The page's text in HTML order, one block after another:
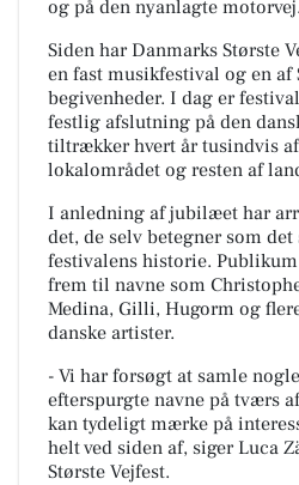
og på den nyanlagte motorvej.
Siden har Danmarks Største
en fast musikfestival og en
begivenheder. I dag er
festlig afslutning på den
tiltrækker hvert år tusindvis
lokalområdet og resten af
I anledning af jubilæet har
det, de selv betegner som
festivalens historie.
frem til navne som
Medina, Gilli, Hugorm og
danske artister.
- Vi har forsøgt at samle
efterspurgte navne på tværs
kan tydeligt mærke på
helt ved siden af, siger Luca
Største Vejfest.